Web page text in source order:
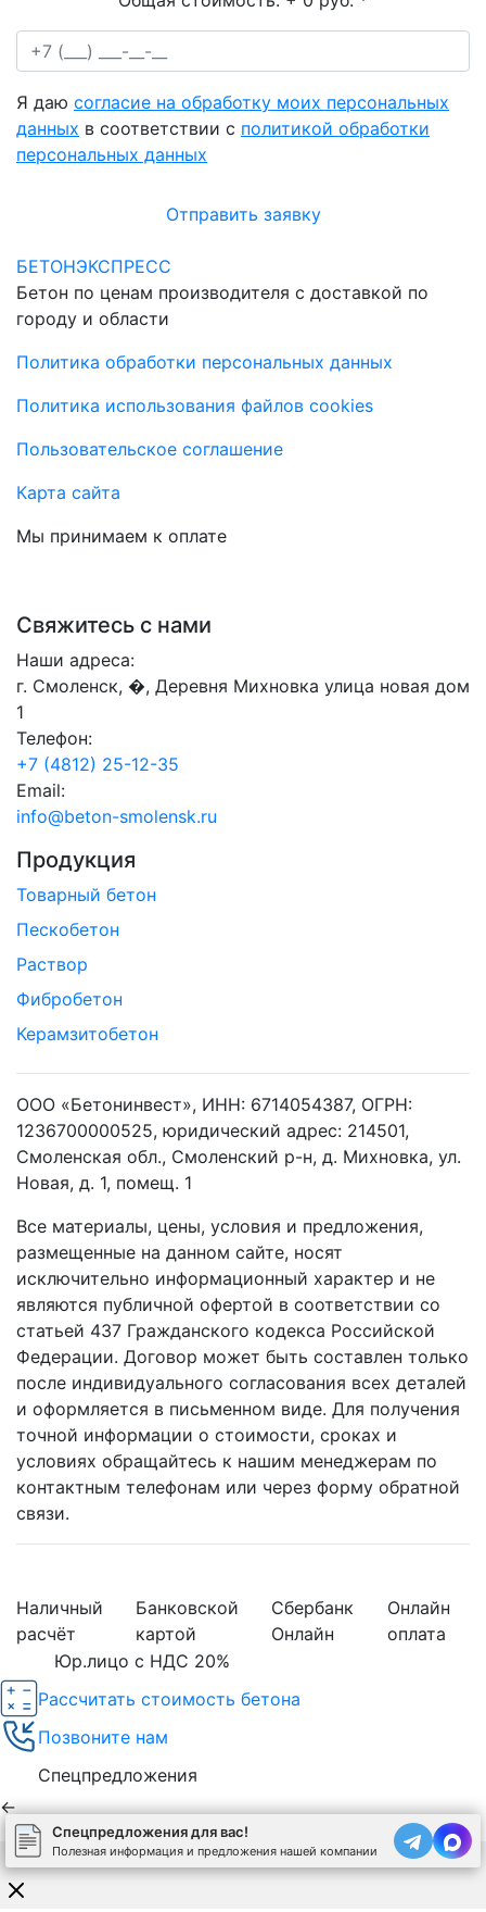
Я даю согласие на обработку моих персональных
данных в соответствии с политикой обработки
персональных данных
Отправить заявку
БЕТОНЭКСПРЕСС
Бетон по ценам производителя с доставкой по
городу и области
Политика обработки персональных данных
Политика использования файлов cookies
Пользовательское соглашение
Карта сайта
Мы принимаем к оплате
Свяжитесь с нами
Наши адреса:
г. Смоленск, �, Деревня Михновка улица новая дом
1
Телефон:
+7 (4812) 25-12-35
Email:
info@beton-smolensk.ru
Продукция
Товарный бетон
Пескобетон
Раствор
Фибробетон
Керамзитобетон
ООО «Бетонинвест», ИНН: 6714054387, ОГРН:
1236700000525, юридический адрес: 214501,
Смоленская обл., Смоленский р-н, д. Михновка, ул.
Новая, д. 1, помещ. 1
Все материалы, цены, условия и предложения,
размещенные на данном сайте, носят
исключительно информационный характер и не
являются публичной офертой в соответствии со
статьей 437 Гражданского кодекса Российской
Федерации. Договор может быть составлен только
после индивидуального согласования всех деталей
и оформляется в письменном виде. Для получения
точной информации о стоимости, сроках и
условиях обращайтесь к нашим менеджерам по
контактным телефонам или через форму обратной
связи.
Наличный
расчёт
Банковской
картой
Сбербанк
Онлайн
Онлайн
оплата
Юр.лицо с НДС 20%
Спецпредложения для вас!
Полезная информация и предложения нашей компании
Рассчитать стоимость бетона
Позвоните нам
Спецпредложения
←
Используя сайт, вы соглашаетесь на обработку cookies